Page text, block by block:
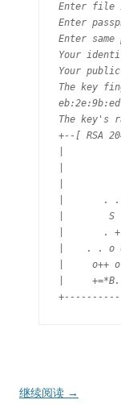
Enter file
Enter
Enter same
Your
Your
The key
The key's
+--[ RSA
|
|       .
|        S
|       . +
|    . . o
|     o++
|
继续阅读 →